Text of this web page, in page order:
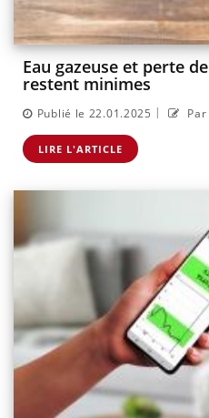
Eau gazeuse et perte
restent minimes
Publié le 22.01.2025 |
LIRE L'ARTICLE